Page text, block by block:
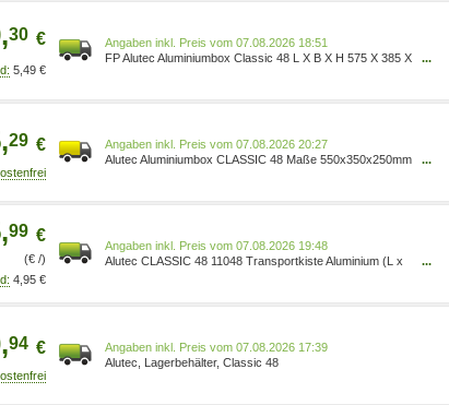
30 €
5,49 €
Preis vom 07.08.2026 18:51
FP Alutec Aluminiumbox Classic 48 L X B X H 575 X 385 X
...
29 €
Preis vom 07.08.2026 20:27
Alutec Aluminiumbox CLASSIC 48 Maße 550x350x250mm
...
99 €
(€ /)
4,95 €
Preis vom 07.08.2026 19:48
Alutec CLASSIC 48 11048 Transportkiste Aluminium (L x
...
94 €
Preis vom 07.08.2026 17:39
Alutec, Lagerbehälter, Classic 48